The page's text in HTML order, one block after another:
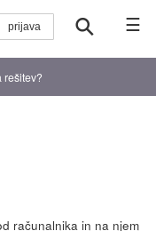
☰
rešitev?
računalnika in na njem